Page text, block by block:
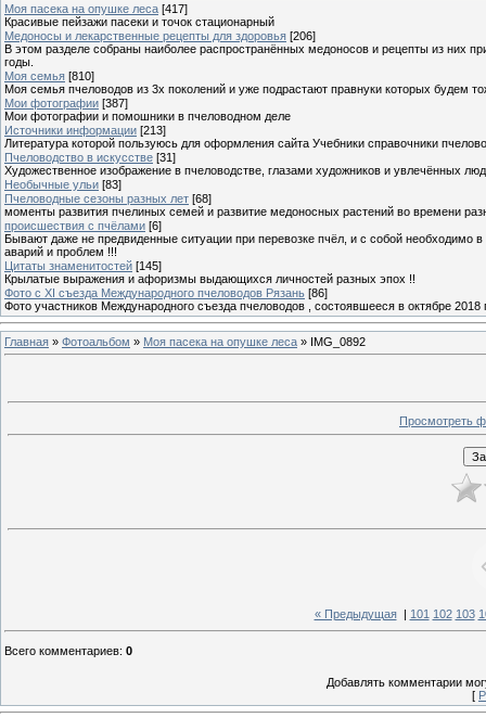
Моя пасека на опушке леса [417]
Красивые пейзажи пасеки и точок стационарный
Медоносы и лекарственные рецепты для здоровья [206]
В этом разделе собраны наиболее распространённых медоносов и рецепты из них
годы.
Моя семья [810]
Моя семья пчеловодов из 3х поколений и уже подрастают правнуки которых будем
Мои фотографии [387]
Мои фотографии и помошники в пчеловодном деле
Источники информации [213]
Литература которой пользуюсь для оформления сайта Учебники справочники
Пчеловодство в искусстве [31]
Художественное изображение в пчеловодстве, глазами художников и увлечённых
Необычные ульи [83]
Пчеловодные сезоны разных лет [68]
моменты развития пчелиных семей и развитие медоносных растений во времени
происшествия с пчёлами [6]
Бывают даже не предвиденные ситуации при перевозке пчёл, и с собой необходимо
аварий и проблем !!!
Цитаты знаменитостей [145]
Крылатые выражения и афоризмы выдающихся личностей разных эпох !!
Фото с XI съезда Международного пчеловодов Рязань [86]
Фото участников Международного съезда пчеловодов , состоявшееся в октябре 2018
Главная » Фотоальбом » Моя пасека на опушке леса » IMG_0892
Просмотреть
« Предыдущая| 101 102 103
Всего комментариев: 0
Добавлять комментарии
[